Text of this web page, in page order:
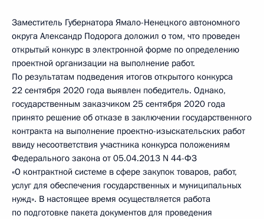
Заместитель Губернатора Ямало-Ненецкого автономного
округа Александр Подорога доложил о том, что проведен
открытый конкурс в электронной форме по определению
проектной организации на выполнение работ.
По результатам подведения итогов открытого конкурса
22 сентября 2020 года выявлен победитель. Однако,
государственным заказчиком 25 сентября 2020 года
принято решение об отказе в заключении государственного
контракта на выполнение проектно-изыскательских работ
ввиду несоответствия участника конкурса положениям
Федерального закона от 05.04.2013 N 44-ФЗ
«О контрактной системе в сфере закупок товаров, работ,
услуг для обеспечения государственных и муниципальных
нужд». В настоящее время осуществляется работа
по подготовке пакета документов для проведения